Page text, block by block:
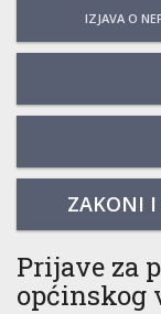
IZJAVA O
ZAKONI I
Prijave za
općinskog